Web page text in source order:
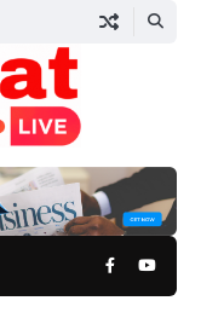
Facebook